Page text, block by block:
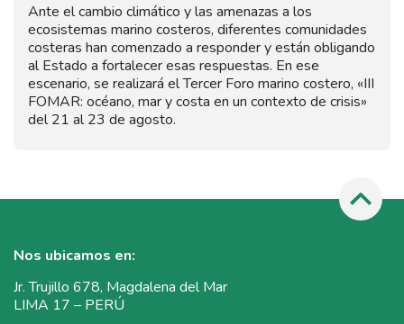
Ante el cambio climático y las amenazas a los
ecosistemas marino costeros, diferentes comunidades
costeras han comenzado a responder y están obligando
al Estado a fortalecer esas respuestas. En ese
escenario, se realizará el Tercer Foro marino costero, «III
FOMAR: océano, mar y costa en un contexto de crisis»
del 21 al 23 de agosto.
Nos ubicamos en:
Jr. Trujillo 678, Magdalena del Mar
LIMA 17 – PERÚ